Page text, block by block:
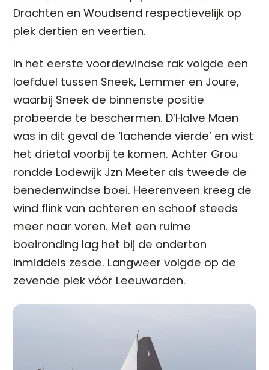
Drachten en Woudsend respectievelijk op
plek dertien en veertien.
In het eerste voordewindse rak volgde een
loefduel tussen Sneek, Lemmer en Joure,
waarbij Sneek de binnenste positie
probeerde te beschermen. D’Halve Maen
was in dit geval de ‘lachende vierde’ en wist
het drietal voorbij te komen. Achter Grou
rondde Lodewijk Jzn Meeter als tweede de
benedenwindse boei. Heerenveen kreeg de
wind flink van achteren en schoof steeds
meer naar voren. Met een ruime
boeironding lag het bij de onderton
inmiddels zesde. Langweer volgde op de
zevende plek vóór Leeuwarden.